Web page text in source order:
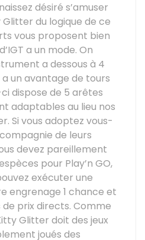
désiré s’amuser
du logique de ce
vous proposent bien
a un mode. On
a dessous à 4
un avantage de tours
dispose de 5 arêtes
adaptables au lieu nos
Si vous adoptez vous-
de leurs
devez pareillement
pour Play’n GO,
exécuter une
engrenage 1 chance et
prix directs. Comme
Glitter doit des jeux
joués des